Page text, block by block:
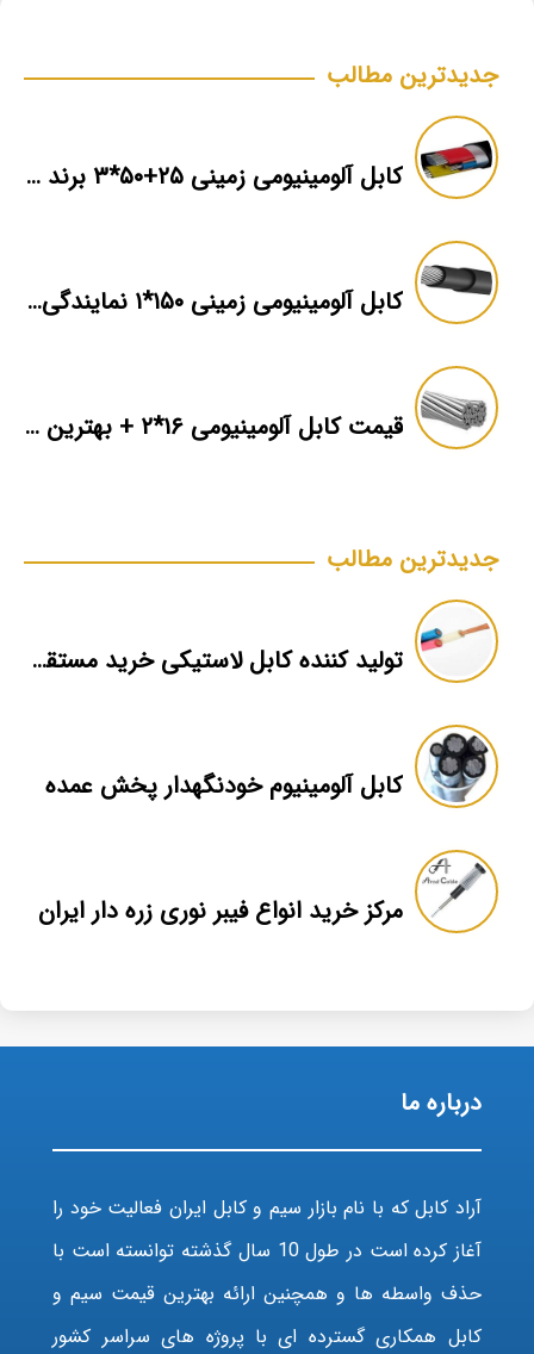
جدیدترین مطالب
کابل آلومینیومی زمینی ۲۵+۵۰*۳ برند ماهان
کابل آلومینیومی زمینی ۱۵۰*۱ نمایندگی فروش
قیمت کابل آلومینیومی ۱۶*۲ + بهترین برند بازار + اطلاعات فنی
جدیدترین مطالب
تولید کننده کابل لاستیکی خرید مستقیم کارخانه
کابل آلومینیوم خودنگهدار پخش عمده
مرکز خرید انواع فیبر نوری زره دار ایران
درباره ما
آراد کابل که با نام بازار سیم و کابل ایران فعالیت خود را
آغاز کرده است در طول 10 سال گذشته توانسته است با
حذف واسطه ها و همچنین ارائه بهترین قیمت سیم و
کابل همکاری گسترده ای با پروژه های سراسر کشور